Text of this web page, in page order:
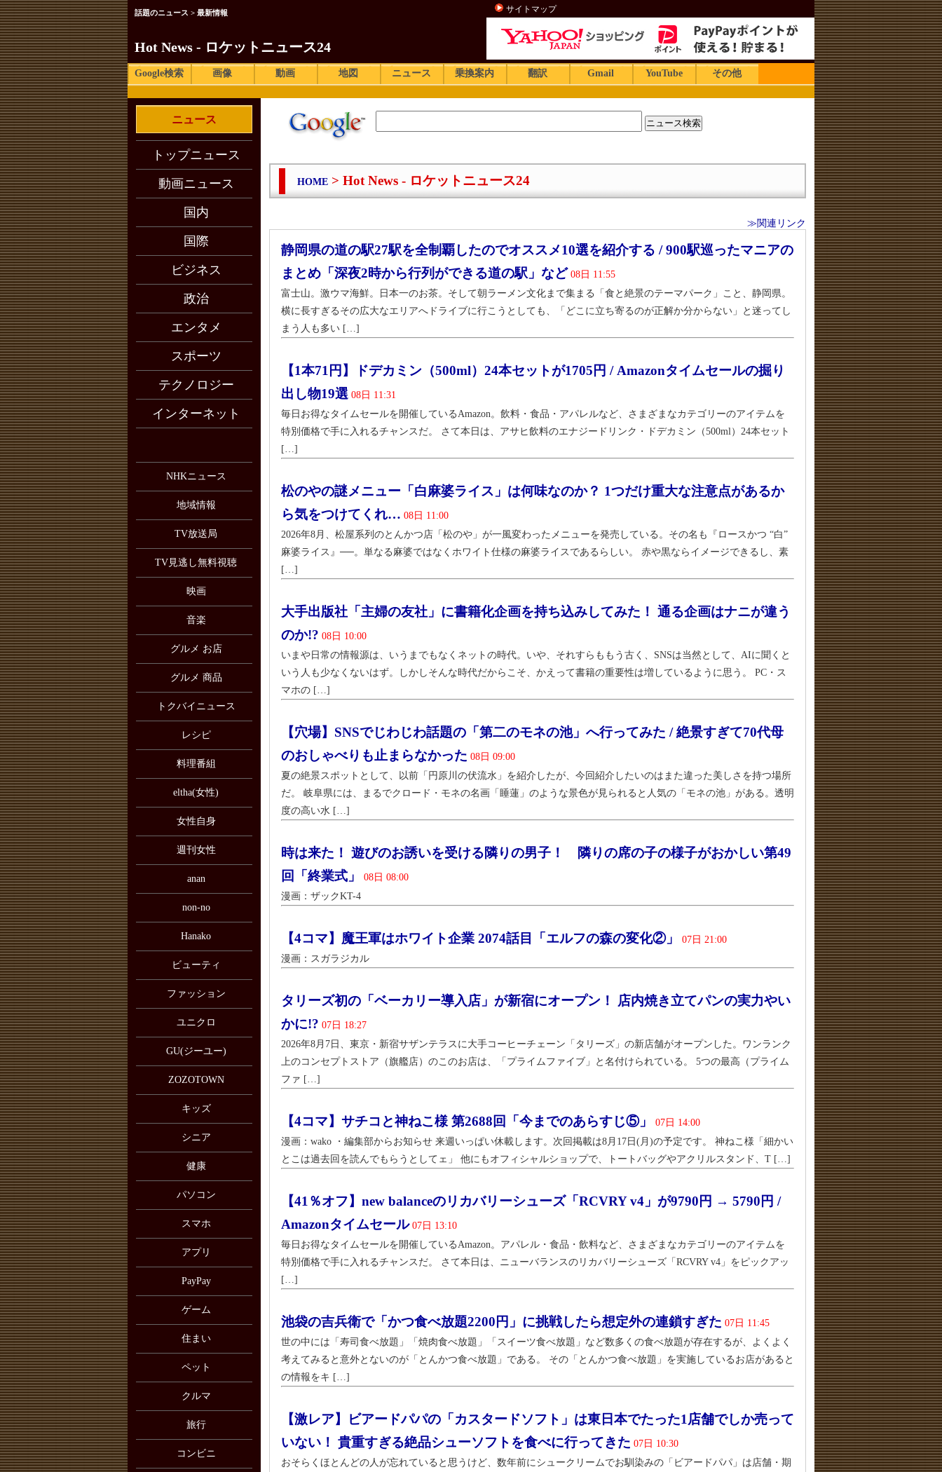
話題のニュース > 最新情報
Hot News - ロケットニュース24
サイトマップ
Google検索 画像 動画 地図 ニュース 乗換案内 翻訳 Gmail YouTube その他
HOME > Hot News - ロケットニュース24
≫関連リンク
静岡県の道の駅27駅を全制覇したのでオススメ10選を紹介する / 900駅巡ったマニアの
まとめ「深夜2時から行列ができる道の駅」など 08日 11:55
富士山。激ウマ海鮮。日本一のお茶。そして朝ラーメン文化まで集まる「食と絶景のテーマパーク」こと、静岡県。
横に長すぎるその広大なエリアへドライブに行こうとしても、「どこに立ち寄るのが正解か分からない」と迷ってし
まう人も多い […]
【1本71円】ドデカミン（500ml）24本セットが1705円 / Amazonタイムセールの掘り
出し物19選 08日 11:31
毎日お得なタイムセールを開催しているAmazon。飲料・食品・アパレルなど、さまざまなカテゴリーのアイテムを
特別価格で手に入れるチャンスだ。 さて本日は、アサヒ飲料のエナジードリンク・ドデカミン（500ml）24本セット
[…]
松のやの謎メニュー「白麻婆ライス」は何味なのか？ 1つだけ重大な注意点があるか
ら気をつけてくれ… 08日 11:00
2026年8月、松屋系列のとんかつ店「松のや」が一風変わったメニューを発売している。その名も『ロースかつ “白”
麻婆ライス』──。単なる麻婆ではなくホワイト仕様の麻婆ライスであるらしい。 赤や黒ならイメージできるし、素
[…]
大手出版社「主婦の友社」に書籍化企画を持ち込みしてみた！ 通る企画はナニが違う
のか!? 08日 10:00
いまや日常の情報源は、いうまでもなくネットの時代。いや、それすらももう古く、SNSは当然として、AIに聞くと
いう人も少なくないはず。しかしそんな時代だからこそ、かえって書籍の重要性は増しているように思う。 PC・ス
マホの […]
【穴場】SNSでじわじわ話題の「第二のモネの池」へ行ってみた / 絶景すぎて70代母
のおしゃべりも止まらなかった 08日 09:00
夏の絶景スポットとして、以前「円原川の伏流水」を紹介したが、今回紹介したいのはまた違った美しさを持つ場所
だ。 岐阜県には、まるでクロード・モネの名画「睡蓮」のような景色が見られると人気の「モネの池」がある。透明
度の高い水 […]
時は来た！ 遊びのお誘いを受ける隣りの男子！ 隣りの席の子の様子がおかしい第49
回「終業式」
08日 08:00
漫画：ザックKT-4
【4コマ】魔王軍はホワイト企業 2074話目「エルフの森の変化②」
07日 21:00
漫画：スガラジカル
タリーズ初の「ベーカリー導入店」が新宿にオープン！ 店内焼き立てパンの実力やい
かに!? 07日 18:27
2026年8月7日、東京・新宿サザンテラスに大手コーヒーチェーン「タリーズ」の新店舗がオープンした。ワンランク
上のコンセプトストア（旗艦店）のこのお店は、「プライムファイブ」と名付けられている。 5つの最高（プライム
ファ […]
【4コマ】サチコと神ねこ様 第2688回「今までのあらすじ⑤」
07日 14:00
漫画：wako ・編集部からお知らせ 来週いっぱい休載します。次回掲載は8月17日(月)の予定です。 神ねこ様「細かい
とこは過去回を読んでもらうとしてェ」 他にもオフィシャルショップで、トートバッグやアクリルスタンド、T […]
【41％オフ】new balanceのリカバリーシューズ「RCVRY v4」が9790円 → 5790円 /
Amazonタイムセール 07日 13:10
毎日お得なタイムセールを開催しているAmazon。アパレル・食品・飲料など、さまざまなカテゴリーのアイテムを
特別価格で手に入れるチャンスだ。 さて本日は、ニューバランスのリカバリーシューズ「RCVRY v4」をピックアッ
[…]
池袋の吉兵衛で「かつ食べ放題2200円」に挑戦したら想定外の連鎖すぎた 07日 11:45
世の中には「寿司食べ放題」「焼肉食べ放題」「スイーツ食べ放題」など数多くの食べ放題が存在するが、よくよく
考えてみると意外とないのが「とんかつ食べ放題」である。 その「とんかつ食べ放題」を実施しているお店があると
の情報をキ […]
【激レア】ビアードパパの「カスタードソフト」は東日本でたった1店舗でしか売って
いない！ 貴重すぎる絶品シューソフトを食べに行ってきた 07日 10:30
おそらくほとんどの人が忘れていると思うけど、数年前にシュークリームでお馴染みの「ビアードパパ」は店舗・期
ニュース
トップニュース
動画ニュース
国内
国際
ビジネス
政治
エンタメ
スポーツ
テクノロジー
インターネット
NHKニュース
地域情報
TV放送局
TV見逃し無料視聴
映画
音楽
グルメ お店
グルメ 商品
トクバイニュース
レシピ
料理番組
eltha(女性)
女性自身
週刊女性
anan
non-no
Hanako
ビューティ
ファッション
ユニクロ
GU(ジーユー)
ZOZOTOWN
キッズ
シニア
健康
パソコン
スマホ
アプリ
PayPay
ゲーム
住まい
ペット
クルマ
旅行
コンビニ